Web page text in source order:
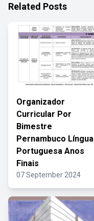
Related Posts
Organizador
Curricular Por
Bimestre
Pernambuco Língua
Portuguesa Anos
Finais
07 September 2024